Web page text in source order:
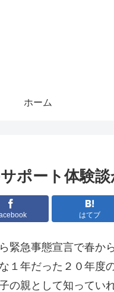
ホーム
ポート体験
はてブ
緊急事態宣言で春か
１年だった２０年度
の親として知ってい